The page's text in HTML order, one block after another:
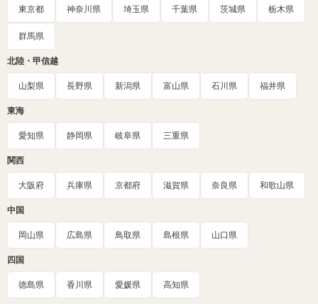
東京都 神奈川県 埼玉県 千葉県 茨城県 栃木県
群馬県
北陸・甲信越
山梨県 長野県 新潟県 富山県 石川県 福井県
東海
愛知県 静岡県 岐阜県 三重県
関西
大阪府 兵庫県 京都府 滋賀県 奈良県 和歌山県
中国
岡山県 広島県 鳥取県 島根県 山口県
四国
徳島県 香川県 愛媛県 高知県